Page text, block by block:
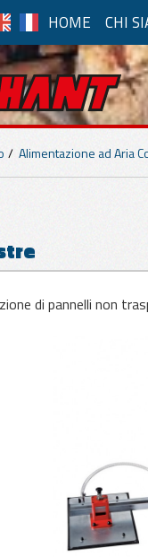
HOME CHI
Alimentazione ad Aria
di pannelli non